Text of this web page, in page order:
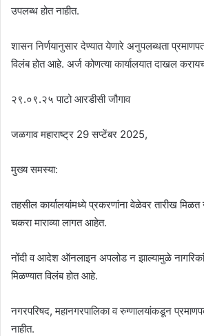
उपलब्ध होत नाहीत.
शासन निर्णयानुसार देण्यात येणारे अनुपलब्धता
विलंब होत आहे. अर्ज कोणत्या कार्यालयात दाखल
२९.०९.२५ पाटो आरडीसी जौगाव
जळगाव महाराष्ट्र 29 सप्टेंबर 2025,
मुख्य समस्या:
तहसील कार्यालयांमध्ये प्रकरणांना वेळेवर तारीख
चकरा माराव्या लागत आहेत.
नोंदी व आदेश ऑनलाइन अपलोड न झाल्यामुळे
मिळण्यात विलंब होत आहे.
नगरपरिषद, महानगरपालिका व रुग्णालयांकडून
नाहीत.